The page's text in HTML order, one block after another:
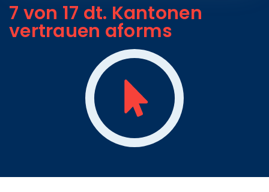
7 von 17 dt. Kantonen
vertrauen aforms